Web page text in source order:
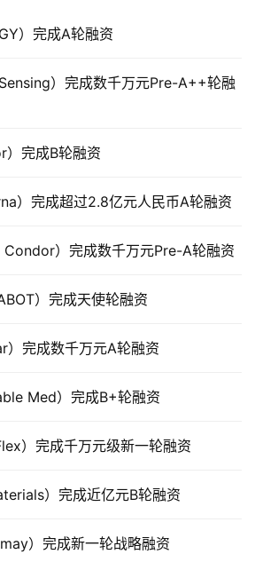
）完成A轮融资
）完成数千万元Pre-A++轮融
完成B轮融资
）完成超过2.8亿元人民币A轮融资
）完成数千万元Pre-A轮融资
）完成天使轮融资
）完成数千万元A轮融资
Med）完成B+轮融资
）完成千万元级新一轮融资
）完成近亿元B轮融资
）完成新一轮战略融资